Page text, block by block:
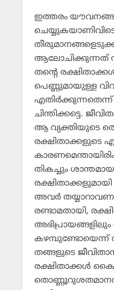
ഇത്തരം
ആലോചിക്കുന്നത്
തന്റെ രക്ഷിതാക്കള്‍
പെണ്ണുമായുള്ള
ചിന്തിക്കട്ടെ.
ആ വ്യക്തിയുടെ
രക്ഷിതാക്കളുടെ
തികച്ചും
അവര്‍
രണ്ടാമതായി,
കഴമ്പുണ്ടോയെന്ന്
തങ്ങളുടെ
രക്ഷിതാക്കള്‍